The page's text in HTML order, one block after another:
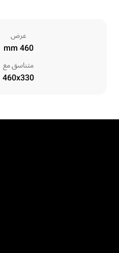
عرض
460 mm
متناسق مع
460x330